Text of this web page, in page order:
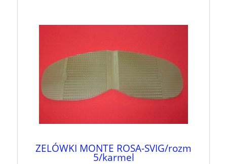
ZELÓWKI MONTE ROSA-SVIG/rozm
5/karmel